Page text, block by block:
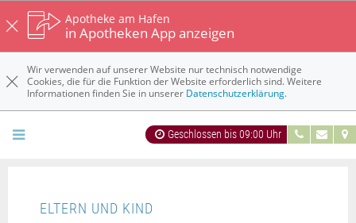
Apotheke am Hafen
in Apotheken App anzeigen
Wir verwenden auf unserer Website nur technisch notwendige
Cookies, die für die Funktion der Website erforderlich sind. Weitere
Informationen finden Sie in unserer Datenschutzerklärung.
Geschlossen bis 09:00 Uhr
ELTERN UND KIND